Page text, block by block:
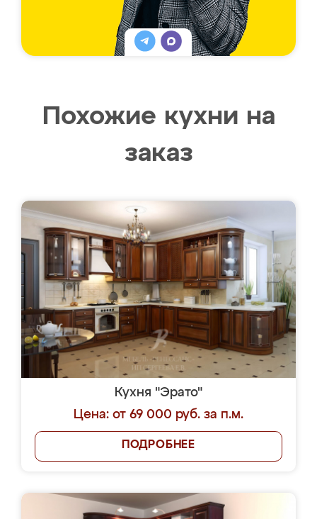
Похожие кухни на
заказ
Кухня "Эрато"
Цена: от 69 000 руб. за п.м.
ПОДРОБНЕЕ